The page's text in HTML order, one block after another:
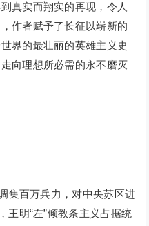
真实而翔实的再现，令人
作者赋予了长征以崭新的
界的最壮丽的英雄主义史
向理想所必需的永不磨灭
集百万兵力，对中央苏区进
王明“左”倾教条主义占据统